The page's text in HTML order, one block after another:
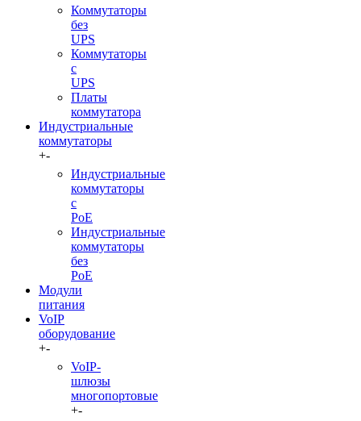
Коммутаторы
без
UPS
Коммутаторы
с
UPS
Платы
коммутатора
Индустриальные
коммутаторы
+-
Индустриальные
коммутаторы
c
PoE
Индустриальные
коммутаторы
без
PoE
Модули
питания
VoIP
оборудование
+-
VoIP-
шлюзы
многопортовые
+-